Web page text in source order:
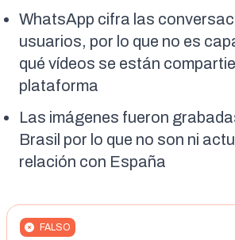
WhatsApp cifra las
usuarios, por lo que no es
qué vídeos se están
plataforma
Las imágenes fueron
Brasil por lo que no son ni
relación con España
FALSO